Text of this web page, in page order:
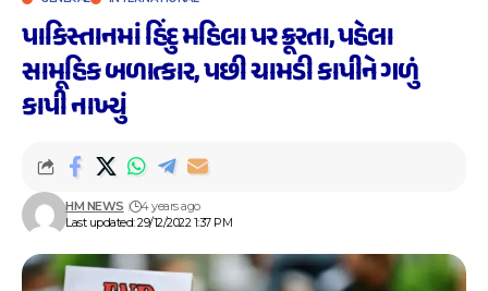
પાકિસ્તાનમાં હિંદુ મહિલા પર ક્રૂરતા, પહેલા
સામૂહિક બળાત્કાર, પછી ચામડી કાપીને ગળું
કાપી નાખ્યું
Last updated: 29/12/2022 1:37 PM
HM NEWS 4 years ago